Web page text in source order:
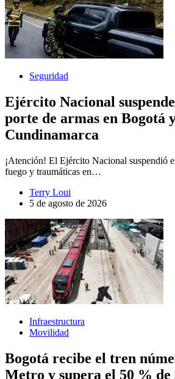
Seguridad
Ejército Nacional
porte de armas en Bogotá
Cundinamarca
¡Atención! El Ejército Nacional suspendió
fuego y traumáticas en…
Terry Loui
5 de agosto de 2026
Infraestructura
Movilidad
Bogotá recibe el tren
Metro y supera el 50 % de